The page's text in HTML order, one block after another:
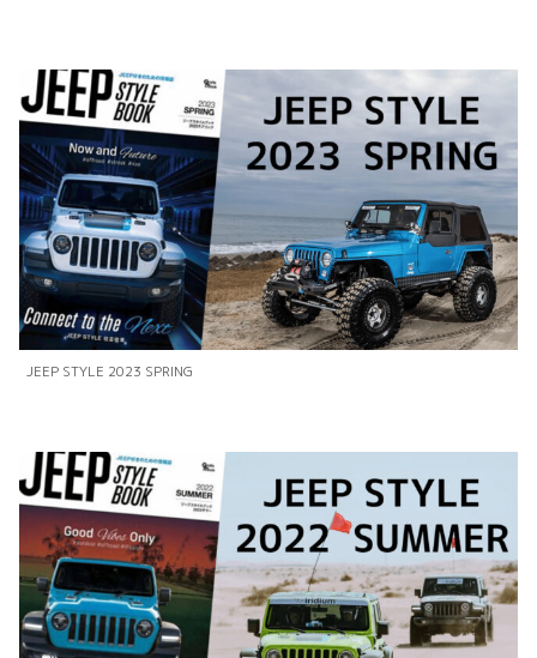
JEEP STYLE 2023 SPRING